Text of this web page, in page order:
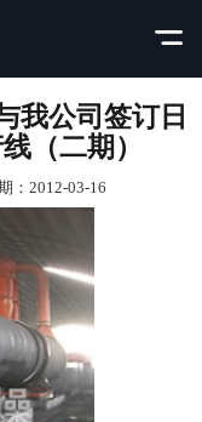
我公司签订日
（二期）
：2012-03-16